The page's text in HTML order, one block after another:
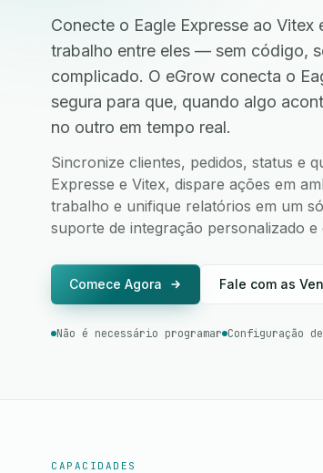
Conecte o Eagle Expresse ao
trabalho entre eles — sem código,
complicado. O eGrow conecta o
segura para que, quando algo
no outro em tempo real.
Sincronize clientes, pedidos, status e
Expresse e Vitex, dispare ações em
trabalho e unifique relatórios em um
suporte de integração personalizado e
Comece Agora Fale com as
Não é necessário programar Configuração
CAPACIDADES